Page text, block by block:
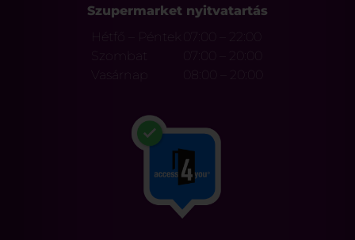
Szupermarket nyitvatartás
Hétfő – Péntek
07:00 – 22:00
Szombat
07:00 – 20:00
Vasárnap
08:00 – 20:00